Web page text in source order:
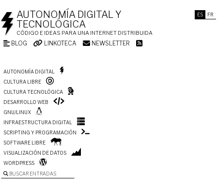
ES FR
AUTONOMÍA DIGITAL Y
TECNOLÓGICA
CÓDIGO E IDEAS PARA UNA INTERNET DISTRIBUIDA
BLOG LINKOTECA NEWSLETTER
AUTONOMÍA DIGITAL
CULTURA LIBRE
CULTURA TECNOLÓGICA
DESARROLLO WEB
GNU/LINUX
INFRAESTRUCTURA DIGITAL
SCRIPTING Y PROGRAMACIÓN
SOFTWARE LIBRE
VISUALIZACIÓN DE DATOS
WORDPRESS
BUSCAR ENTRADAS